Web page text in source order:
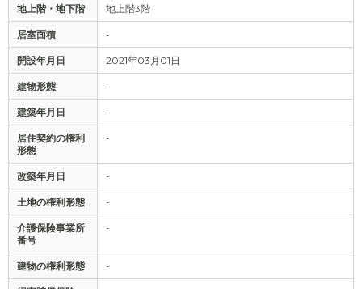
地上階・地下階 地上階3階
居室面積 -
開設年月日 2021年03月01日
建物形態 -
建築年月日 -
居住契約の権利
形態
-
改築年月日 -
土地の権利形態 -
介護保険事業所
番号
-
建物の権利形態 -